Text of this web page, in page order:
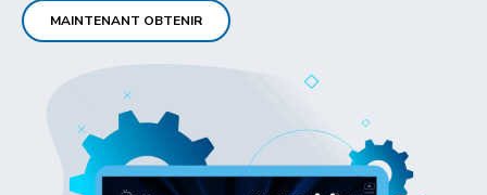
MAINTENANT OBTENIR